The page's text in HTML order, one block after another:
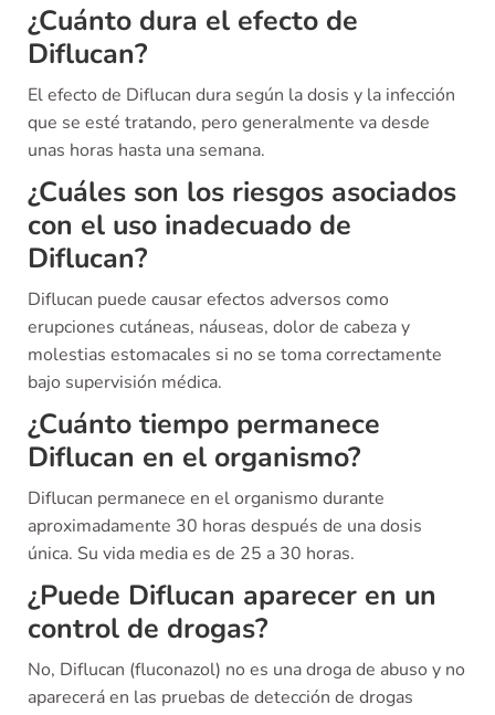
¿Cuánto dura el efecto de
Diflucan?
El efecto de Diflucan dura según la dosis y la infección
que se esté tratando, pero generalmente va desde
unas horas hasta una semana.
¿Cuáles son los riesgos asociados
con el uso inadecuado de
Diflucan?
Diflucan puede causar efectos adversos como
erupciones cutáneas, náuseas, dolor de cabeza y
molestias estomacales si no se toma correctamente
bajo supervisión médica.
¿Cuánto tiempo permanece
Diflucan en el organismo?
Diflucan permanece en el organismo durante
aproximadamente 30 horas después de una dosis
única. Su vida media es de 25 a 30 horas.
¿Puede Diflucan aparecer en un
control de drogas?
No, Diflucan (fluconazol) no es una droga de abuso y no
aparecerá en las pruebas de detección de drogas